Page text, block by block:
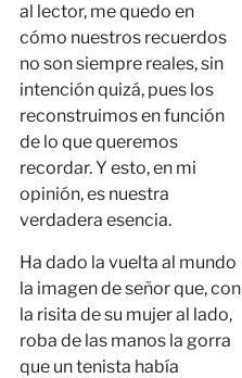
al lector, me quedo en
cómo nuestros recuerdos
no son siempre reales, sin
intención quizá, pues los
reconstruimos en función
de lo que queremos
recordar. Y esto, en mi
opinión, es nuestra
verdadera esencia.
Ha dado la vuelta al mundo
la imagen de señor que, con
la risita de su mujer al lado,
roba de las manos la gorra
que un tenista había